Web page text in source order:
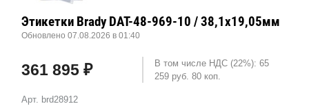
Арт. brd28912
Этикетки Brady DAT-48-969-10 / 38,1x19,05мм
Обновлено 07.08.2026 в 01:40
361 895 ₽
В том числе НДС (22%): 65
259 руб. 80 коп.